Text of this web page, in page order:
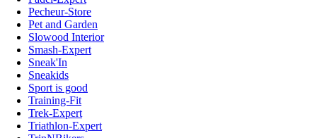
Pecheur-Store
Pet and Garden
Slowood Interior
Smash-Expert
Sneak'In
Sneakids
Sport is good
Training-Fit
Trek-Expert
Triathlon-Expert